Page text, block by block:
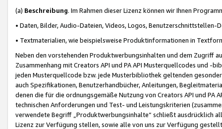
(a) Beschreibung. Im Rahmen dieser Lizenz können wir Ihnen
• Daten, Bilder, Audio-Dateien, Videos, Logos, Benutzerschnittstellen-
• Textmaterialien, wie beispielsweise Produktinformationen in
Neben den vorstehenden Produktwerbungsinhalten und dem Zugriff
Zusammenhang mit Creators API und PA API Musterquellcodes und
jeden Musterquellcode bzw. jede Musterbibliothek geltenden
auch Spezifikationen, Benutzerhandbücher, Anleitungen,
denen die für die ordnungsgemäße Nutzung von Creators API und PA
technischen Anforderungen und Test- und Leistungskriterien
verwendete Begriff „Produktwerbungsinhalte“ schließt ausdrücklich
Lizenz zur Verfügung stellen, sowie alle von uns zur Verfügung